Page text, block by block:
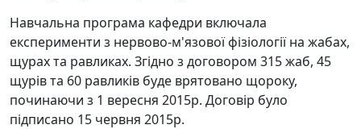
Навчальна програма кафедри включала
експерименти з нервово-м'язової фізіології на жабах,
щурах та равликах. Згідно з договором 315 жаб, 45
щурів та 60 равликів буде врятовано щороку,
починаючи з 1 вересня 2015р. Договір було
підписано 15 червня 2015р.